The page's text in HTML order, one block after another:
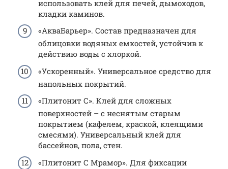
использовать клей для печей, дымоходов,
кладки каминов.
«АкваБарьер». Состав предназначен для
облицовки водяных емкостей, устойчив к
действию воды с хлоркой.
«Ускоренный». Универсальное средство для
напольных покрытий.
«Плитонит С». Клей для сложных
поверхностей – с неснятым старым
покрытием (кафелем, краской, клеящими
смесями). Универсальный клей для
бассейнов, пола, стен.
«Плитонит С Мрамор». Для фиксации